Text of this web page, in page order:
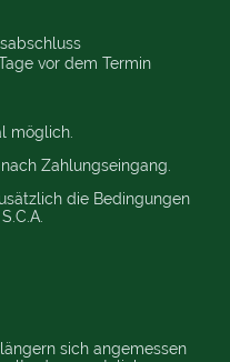
vor dem Termin
möglich.
Zahlungseingang.
die Bedingungen
sich angemessen